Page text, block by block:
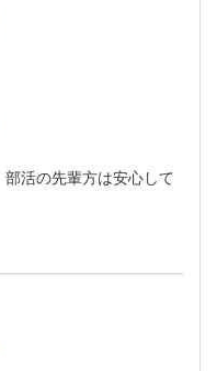
活の先輩方は安心して